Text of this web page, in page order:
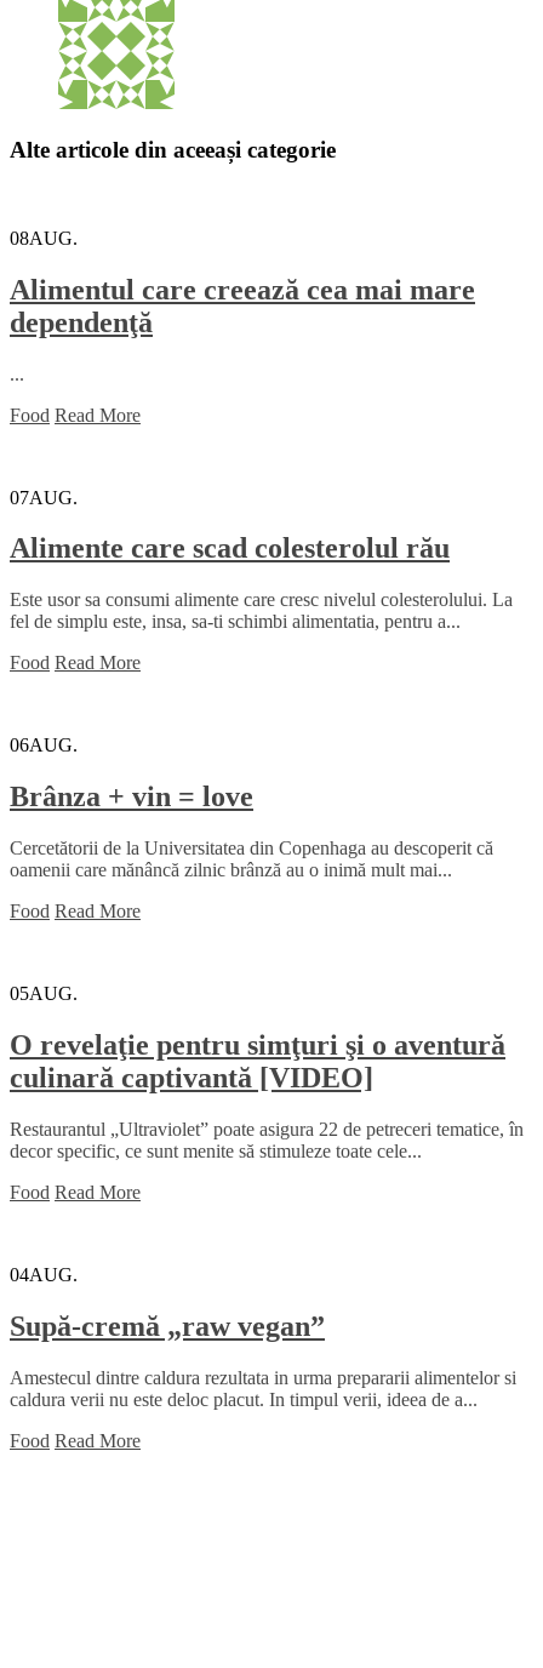
Alte articole din aceeași categorie
08AUG.
Alimentul care creează cea mai mare
dependenţă
...
Food Read More
07AUG.
Alimente care scad colesterolul rău
Este usor sa consumi alimente care cresc nivelul colesterolului. La
fel de simplu este, insa, sa-ti schimbi alimentatia, pentru a...
Food Read More
06AUG.
Brânza + vin = love
Cercetătorii de la Universitatea din Copenhaga au descoperit că
oamenii care mănâncă zilnic brânză au o inimă mult mai...
Food Read More
05AUG.
O revelaţie pentru simţuri şi o aventură
culinară captivantă [VIDEO]
Restaurantul „Ultraviolet” poate asigura 22 de petreceri tematice, în
decor specific, ce sunt menite să stimuleze toate cele...
Food Read More
04AUG.
Supă-cremă „raw vegan”
Amestecul dintre caldura rezultata in urma prepararii alimentelor si
caldura verii nu este deloc placut. In timpul verii, ideea de a...
Food Read More